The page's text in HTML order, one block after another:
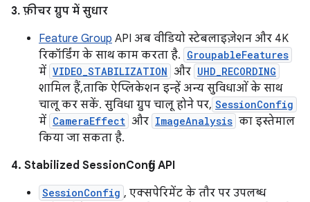
3. फ़ीचर ग्रुप में सुधार
Feature Group API अब वीडियो स्टेबलाइज़ेशन और 4K
रिकॉर्डिंग के साथ काम करता है. GroupableFeatures
में VIDEO_STABILIZATION और UHD_RECORDING
शामिल हैं, ताकि ऐप्लिकेशन इन्हें अन्य सुविधाओं के साथ
चालू कर सकें. सुविधा ग्रुप चालू होने पर, SessionConfig
में CameraEffect और ImageAnalysis का इस्तेमाल
किया जा सकता है.
4. Stabilized SessionConfig API
SessionConfig , एक्सपेरिमेंट के तौर पर उपलब्ध